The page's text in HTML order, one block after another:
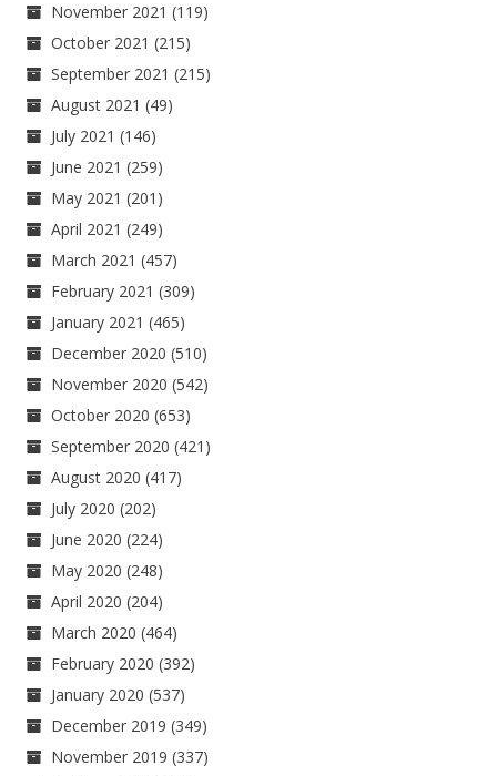
November 2021 (119)
October 2021 (215)
September 2021 (215)
August 2021 (49)
July 2021 (146)
June 2021 (259)
May 2021 (201)
April 2021 (249)
March 2021 (457)
February 2021 (309)
January 2021 (465)
December 2020 (510)
November 2020 (542)
October 2020 (653)
September 2020 (421)
August 2020 (417)
July 2020 (202)
June 2020 (224)
May 2020 (248)
April 2020 (204)
March 2020 (464)
February 2020 (392)
January 2020 (537)
December 2019 (349)
November 2019 (337)